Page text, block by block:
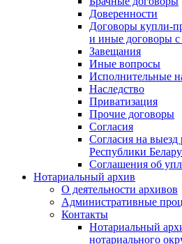
Доверенности
Договоры купли-
и иные договоры
Завещания
Иные вопросы
Исполнительные
Наследство
Приватизация
Прочие договоры
Согласия
Согласия на выезд
Республики
Соглашения об
Нотариальный архив
О деятельности архивов
Административные
Контакты
Нотариальный
нотариального